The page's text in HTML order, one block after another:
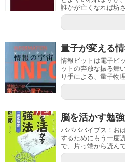
誰かが亡くなれば坊
量子が変える
情報ビットは電子ビ
ットの奔放な振る舞
り手による、量子物
脳を活かす勉
ババババイブス！お
するためにもう一度
で、片っ端から読ん